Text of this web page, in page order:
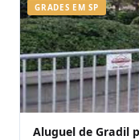
GRADES EM SP
Aluguel de Gradil